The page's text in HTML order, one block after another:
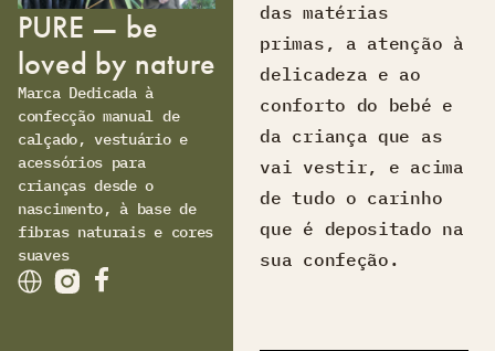
PURE — be
loved by nature
Marca Dedicada à
confecção manual de
calçado, vestuário e
acessórios para
crianças desde o
nascimento, à base de
fibras naturais e cores
suaves
das matérias
primas, a atenção à
delicadeza e ao
conforto do bebé e
da criança que as
vai vestir, e acima
de tudo o carinho
que é depositado na
sua confeção.